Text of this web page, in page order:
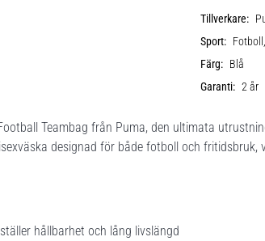
Tillverkare:
Sport:
Färg: Blå
Garanti: 2 år
Teambag från Puma, den ultimata
designad för både fotboll och
hållbarhet och lång livslängd